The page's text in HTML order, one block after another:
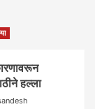
हल्ला